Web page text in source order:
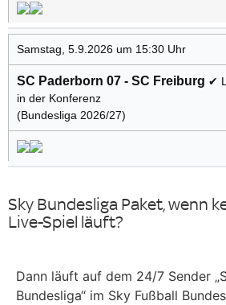
Samstag, 5.9.2026 um 15:30 Uhr
SC Paderborn 07 - SC Freiburg ✔
in der Konferenz
(Bundesliga 2026/27)
Sky Bundesliga Paket, wenn
Live-Spiel läuft?
Dann läuft auf dem 24/7 Sender
Bundesliga“ im Sky Fußball